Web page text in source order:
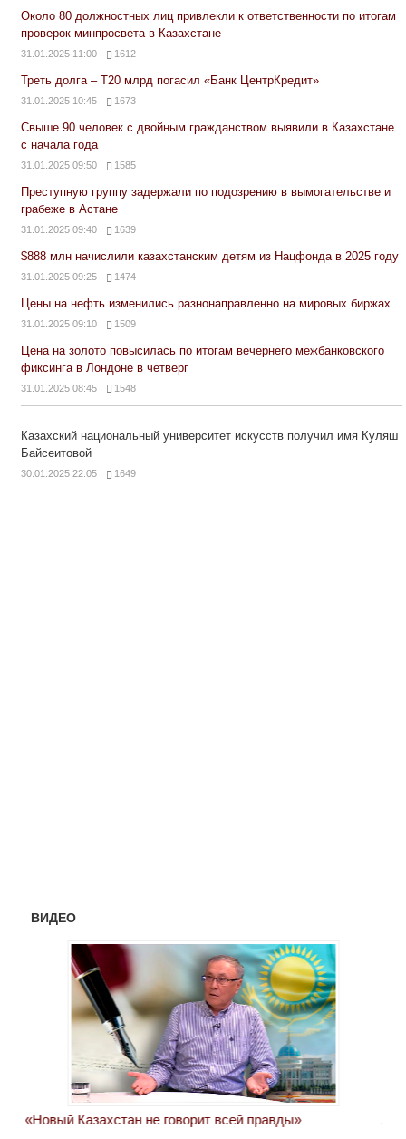
Около 80 должностных лиц привлекли к ответственности по итогам
проверок минпросвета в Казахстане
31.01.2025 11:00 1612
Треть долга – Т20 млрд погасил «Банк ЦентрКредит»
31.01.2025 10:45 1673
Свыше 90 человек с двойным гражданством выявили в Казахстане
с начала года
31.01.2025 09:50 1585
Преступную группу задержали по подозрению в вымогательстве и
грабеже в Астане
31.01.2025 09:40 1639
$888 млн начислили казахстанским детям из Нацфонда в 2025 году
31.01.2025 09:25 1474
Цены на нефть изменились разнонаправленно на мировых биржах
31.01.2025 09:10 1509
Цена на золото повысилась по итогам вечернего межбанковского
фиксинга в Лондоне в четверг
31.01.2025 08:45 1548
Казахский национальный университет искусств получил имя Куляш
Байсеитовой
30.01.2025 22:05 1649
ВИДЕО
«Новый Казахстан не говорит всей правды»